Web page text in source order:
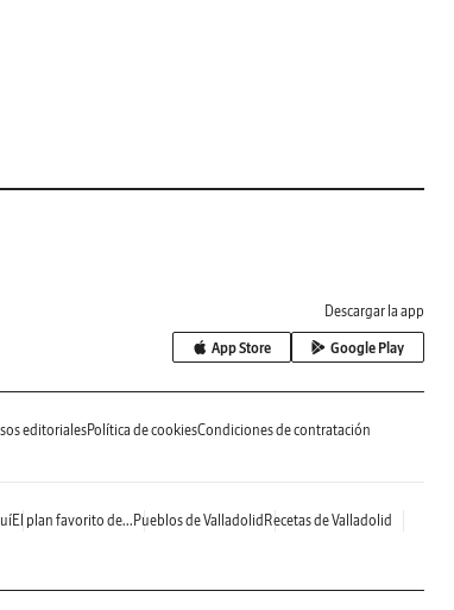
Descargar la app
App Store Google Play
editorialesPolítica de cookiesCondiciones de contratación
El plan favorito de... Pueblos de Valladolid Recetas de Valladolid